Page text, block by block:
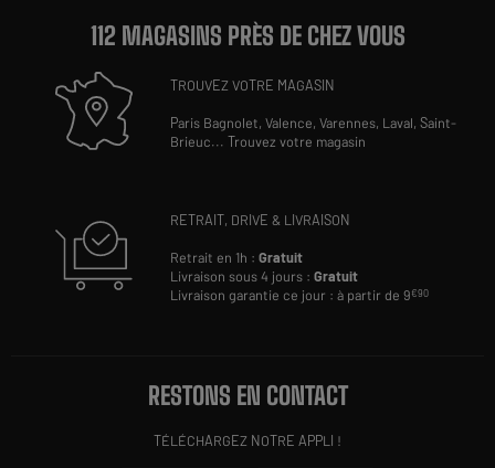
112 MAGASINS PRÈS DE CHEZ VOUS
TROUVEZ VOTRE MAGASIN
Paris Bagnolet,Valence,Varennes, Laval,Saint-
Brieuc...Trouvez votre magasin
RETRAIT, DRIVE & LIVRAISON
Retrait en 1h :Gratuit
Livraison sous 4 jours :Gratuit
Livraison garantie ce jour : à partir de 9€90
RESTONS EN CONTACT
TÉLÉCHARGEZ NOTRE APPLI !